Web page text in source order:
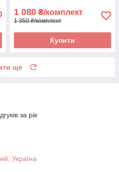
1 080 ₴/комплект
1 350 ₴/комплект
Купити
ще
за рік
Україна